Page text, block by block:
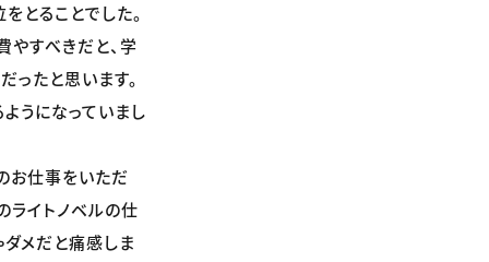
とることでした。
やすべきだと、学
たと思います。
うになっていまし
お仕事をいただ
ライトノベルの仕
ダメだと痛感しま